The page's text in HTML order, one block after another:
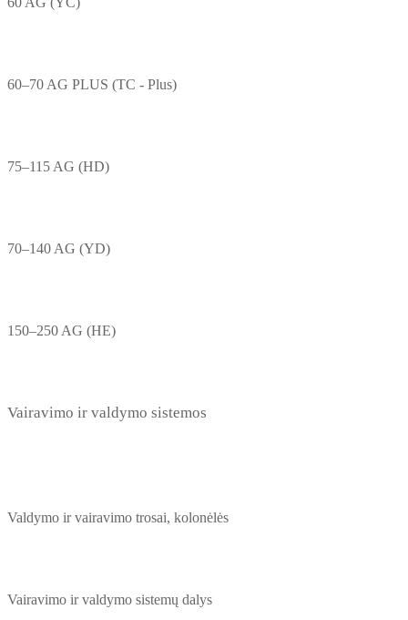
60–70 AG PLUS (TC - Plus)
75–115 AG (HD)
70–140 AG (YD)
150–250 AG (HE)
Vairavimo ir valdymo sistemos
Valdymo ir vairavimo trosai, kolonėlės
Vairavimo ir valdymo sistemų dalys